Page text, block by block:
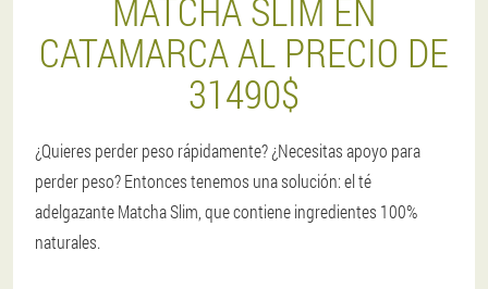
MATCHA SLIM EN
CATAMARCA AL PRECIO DE
31490$
¿Quieres perder peso rápidamente? ¿Necesitas apoyo para
perder peso? Entonces tenemos una solución: el té
adelgazante Matcha Slim, que contiene ingredientes 100%
naturales.